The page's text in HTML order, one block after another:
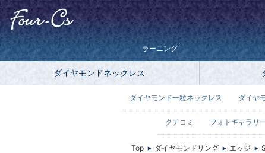
ラーニング
ダイヤモンドネックレス
Top ダイヤモンドリング エッジ
ダイヤモンド一粒ネックレス ダイヤ
クチコミ フォトギャラリ